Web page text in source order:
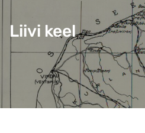
Liivi keel